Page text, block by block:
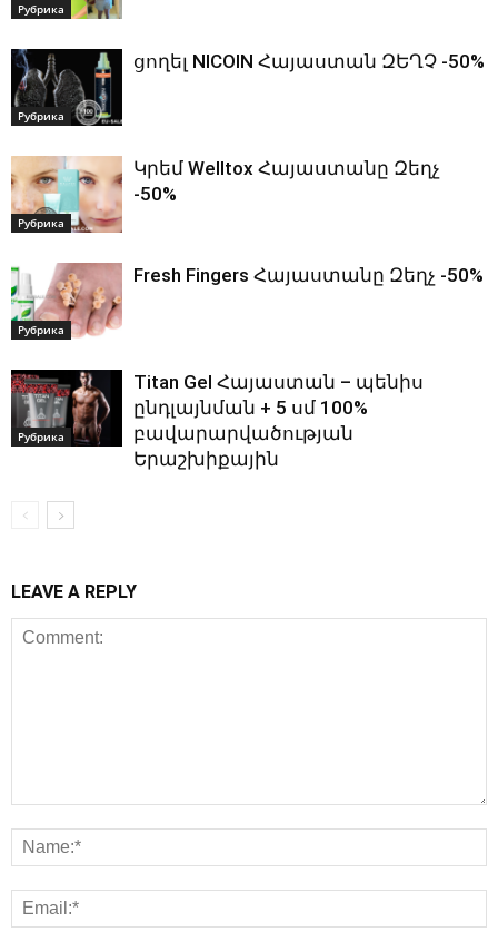
Рубрика
Рубрика
ցողել NICOIN Հայաստան ԶԵՂՉ -50%
Рубрика
Կրեմ Welltox Հայաստանը Զեղչ
-50%
Рубрика
Fresh Fingers Հայաստանը Զեղչ -50%
Рубрика
Titan Gel Հայաստան – պենիս
ընդլայնման + 5 սմ 100%
բավարարվածության
Երաշխիքային
LEAVE A REPLY